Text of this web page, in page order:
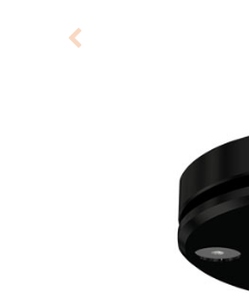
KREISSÄGEBLÄTTER
CMT CONTRACTOR
TOOLS® - ITK PLUS®